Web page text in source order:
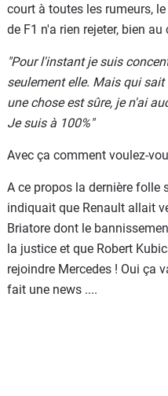
court à toutes les rumeurs,
de F1 n'a rien rejeter, bien au
"Pour l'instant je suis
seulement elle. Mais qui sait
une chose est sûre, je n'ai
Je suis à 100%"
Avec ça comment voulez-
A ce propos la dernière folle
indiquait que Renault allait
Briatore dont le
la justice et que Robert
rejoindre Mercedes ! Oui ça
fait une news ....